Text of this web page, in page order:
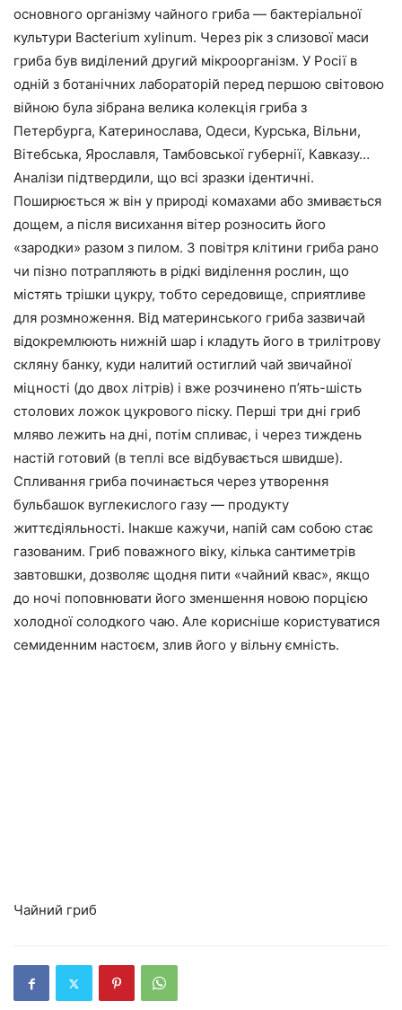
основного організму чайного гриба — бактеріальної
культури Bacterium xylinum. Через рік з слизової маси
гриба був виділений другий мікроорганізм. У Росії в
одній з ботанічних лабораторій перед першою світовою
війною була зібрана велика колекція гриба з
Петербурга, Катеринослава, Одеси, Курська, Вільни,
Вітебська, Ярославля, Тамбовської губернії, Кавказу…
Аналізи підтвердили, що всі зразки ідентичні.
Поширюється ж він у природі комахами або змивається
дощем, а після висихання вітер розносить його
«зародки» разом з пилом. З повітря клітини гриба рано
чи пізно потрапляють в рідкі виділення рослин, що
містять трішки цукру, тобто середовище, сприятливе
для розмноження. Від материнського гриба зазвичай
відокремлюють нижній шар і кладуть його в трилітрову
скляну банку, куди налитий остиглий чай звичайної
міцності (до двох літрів) і вже розчинено п’ять-шість
столових ложок цукрового піску. Перші три дні гриб
мляво лежить на дні, потім спливає, і через тиждень
настій готовий (в теплі все відбувається швидше).
Спливання гриба починається через утворення
бульбашок вуглекислого газу — продукту
життєдіяльності. Інакше кажучи, напій сам собою стає
газованим. Гриб поважного віку, кілька сантиметрів
завтовшки, дозволяє щодня пити «чайний квас», якщо
до ночі поповнювати його зменшення новою порцією
холодної солодкого чаю. Але корисніше користуватися
семиденним настоєм, злив його у вільну ємність.
Чайний гриб